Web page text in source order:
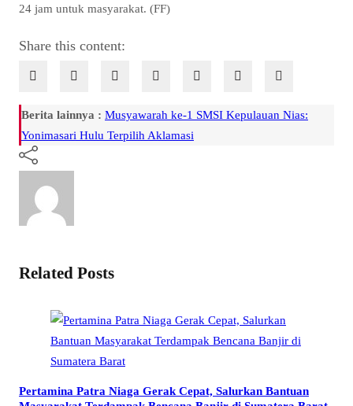
24 jam untuk masyarakat. (FF)
Share this content:
Berita lainnya : Musyawarah ke-1 SMSI Kepulauan Nias:
Yonimasari Hulu Terpilih Aklamasi
Related Posts
Pertamina Patra Niaga Gerak Cepat, Salurkan Bantuan